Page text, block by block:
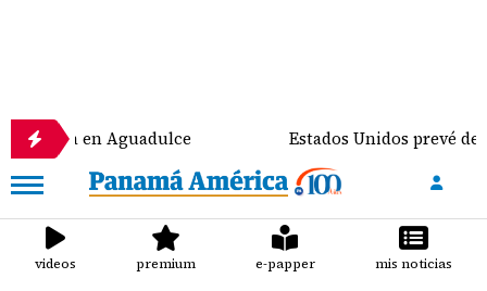
en Aguadulce Estados Unidos prevé
videos premium e-papper mis noticias